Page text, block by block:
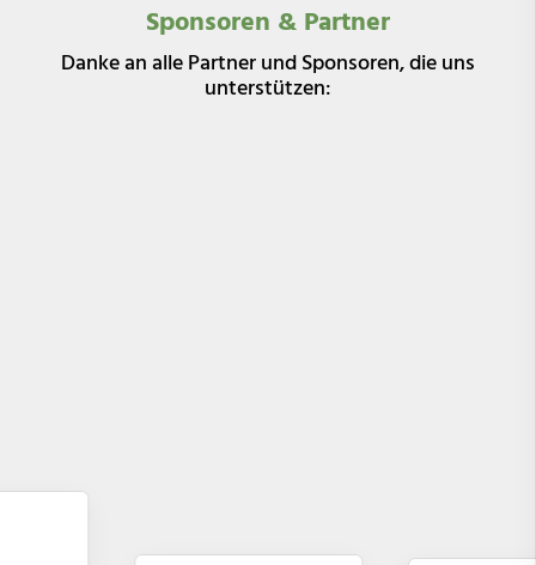
Sponsoren & Partner
Danke an alle Partner und Sponsoren, die uns
unterstützen: